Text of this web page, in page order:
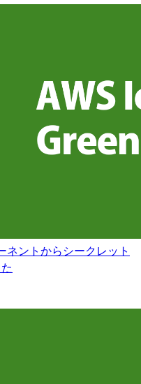
ネントからシークレット